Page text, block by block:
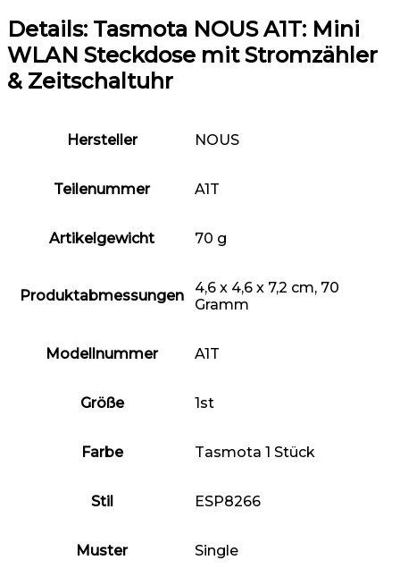
Details: Tasmota NOUS A1T: Mini
WLAN Steckdose mit Stromzähler
& Zeitschaltuhr
Hersteller ‎NOUS
Teilenummer ‎A1T
Artikelgewicht ‎70 g
Produktabmessungen
‎4,6 x 4,6 x 7,2 cm, 70
Gramm
Modellnummer ‎A1T
Größe ‎1st
Farbe ‎Tasmota 1 Stück
Stil ‎ESP8266
Muster ‎Single